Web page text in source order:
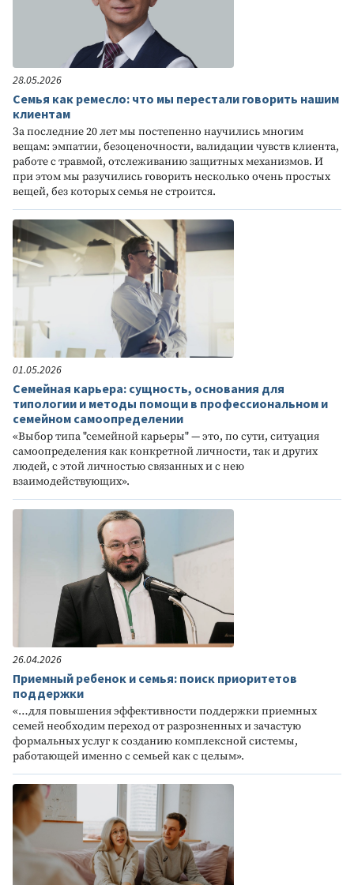
28.05.2026
Семья как ремесло: что мы перестали говорить нашим
клиентам
За последние 20 лет мы постепенно научились многим
вещам: эмпатии, безоценочности, валидации чувств клиента,
работе с травмой, отслеживанию защитных механизмов. И
при этом мы разучились говорить несколько очень простых
вещей, без которых семья не строится.
01.05.2026
Семейная карьера: сущность, основания для
типологии и методы помощи в профессиональном и
семейном самоопределении
«Выбор типа "семейной карьеры" — это, по сути, ситуация
самоопределения как конкретной личности, так и других
людей, с этой личностью связанных и с нею
взаимодействующих».
26.04.2026
Приемный ребенок и семья: поиск приоритетов
поддержки
«…для повышения эффективности поддержки приемных
семей необходим переход от разрозненных и зачастую
формальных услуг к созданию комплексной системы,
работающей именно с семьей как с целым».